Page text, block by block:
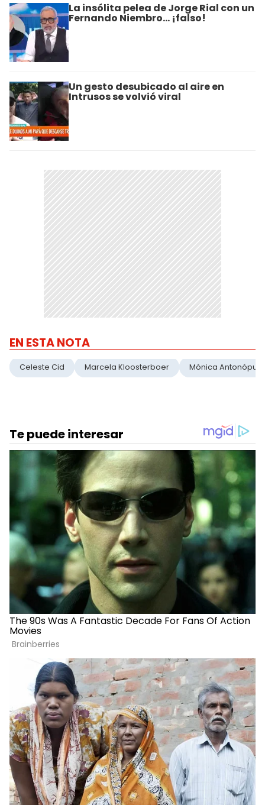
La insólita pelea de Jorge Rial con un
Fernando Niembro... ¡falso!
Un gesto desubicado al aire en
Intrusos se volvió viral
EN ESTA NOTA
Celeste Cid Marcela Kloosterboer Mónica